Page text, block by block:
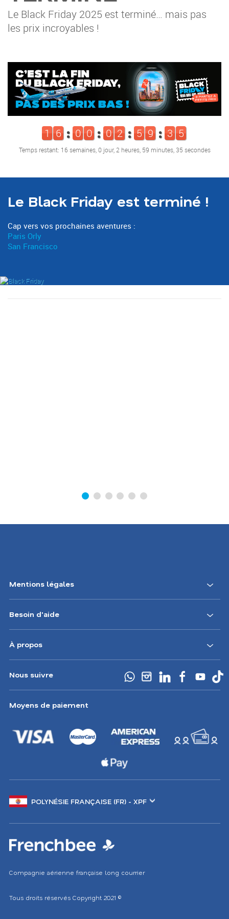
Le Black Friday 2025 est terminé… mais pas
les prix incroyables !
1 6 0 0 0 2 5 9 3 5
Temps restant: 16 semaines, 0 jour, 2 heures, 59 minutes, 35 secondes
Le Black Friday est terminé !
Cap vers vos prochaines aventures :
Paris Orly
San Francisco
Mentions légales
Besoin d'aide
À propos
Nous suivre
Moyens de paiement
de
Compagnie aérienne française long courrier
Tous droits réservés Copyright 2021 ©